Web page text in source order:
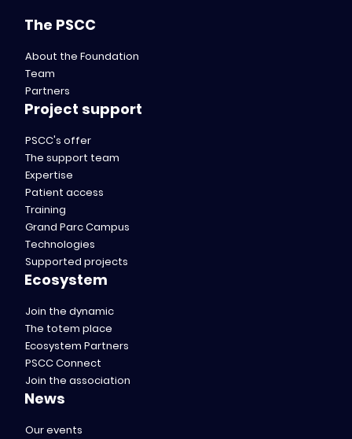
The PSCC
About the Foundation
Team
Partners
Project support
PSCC's offer
The support team
Expertise
Patient access
Training
Grand Parc Campus
Technologies
Supported projects
Ecosystem
Join the dynamic
The totem place
Ecosystem Partners
PSCC Connect
Join the association
News
Our events